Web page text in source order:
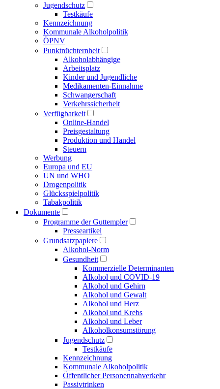
Jugendschutz
Testkäufe
Kennzeichnung
Kommunale Alkoholpolitik
ÖPNV
Punktnüchternheit
Alkoholabhängige
Arbeitsplatz
Kinder und Jugendliche
Medikamenten-Einnahme
Schwangerschaft
Verkehrssicherheit
Verfügbarkeit
Online-Handel
Preisgestaltung
Produktion und Handel
Steuern
Werbung
Europa und EU
UN und WHO
Drogenpolitik
Glücksspielpolitik
Tabakpolitik
Dokumente
Programme der Guttempler
Presse­artikel
Grundsatzpapiere
Alkohol-Norm
Gesundheit
Kommerzielle Determinanten
Alkohol und COVID-19
Alkohol und Gehirn
Alkohol und Gewalt
Alkohol und Herz
Alkohol und Krebs
Alkohol und Leber
Alkoholkonsumstörung
Jugendschutz
Testkäufe
Kennzeichnung
Kommunale Alkoholpolitik
Öffentlicher Personen­nahverkehr
Passivtrinken